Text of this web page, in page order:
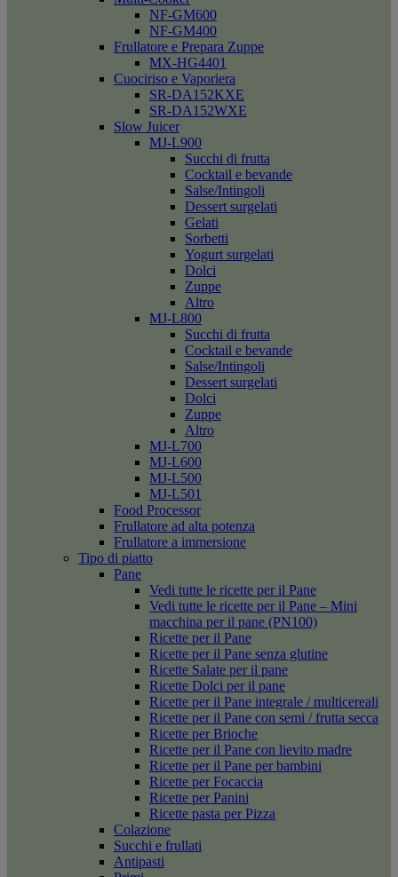
NF-GM600
NF-GM400
Frullatore e Prepara Zuppe
MX-HG4401
Cuociriso e Vaporiera
SR-DA152KXE
SR-DA152WXE
Slow Juicer
MJ-L900
Succhi di frutta
Cocktail e bevande
Salse/Intingoli
Dessert surgelati
Gelati
Sorbetti
Yogurt surgelati
Dolci
Zuppe
Altro
MJ-L800
Succhi di frutta
Cocktail e bevande
Salse/Intingoli
Dessert surgelati
Dolci
Zuppe
Altro
MJ-L700
MJ-L600
MJ-L500
MJ-L501
Food Processor
Frullatore ad alta potenza
Frullatore a immersione
Tipo di piatto
Pane
Vedi tutte le ricette per il Pane
Vedi tutte le ricette per il Pane – Mini
macchina per il pane (PN100)
Ricette per il Pane
Ricette per il Pane senza glutine
Ricette Salate per il pane
Ricette Dolci per il pane
Ricette per il Pane integrale / multicereali
Ricette per il Pane con semi / frutta secca
Ricette per Brioche
Ricette per il Pane con lievito madre
Ricette per il Pane per bambini
Ricette per Focaccia
Ricette per Panini
Ricette pasta per Pizza
Colazione
Succhi e frullati
Antipasti